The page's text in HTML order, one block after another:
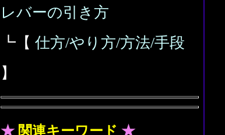
レバーの引き方
┗【 仕方/やり方/方法/手段
】
★ 関連キーワード ★